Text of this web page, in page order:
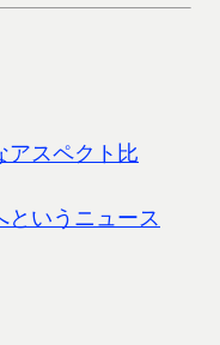
アスペクト比
いうニュース